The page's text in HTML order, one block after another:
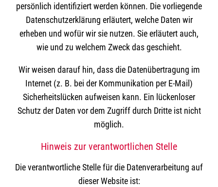
persönlich identifiziert werden können. Die vorliegende
Datenschutzerklärung erläutert, welche Daten wir
erheben und wofür wir sie nutzen. Sie erläutert auch,
wie und zu welchem Zweck das geschieht.
Wir weisen darauf hin, dass die Datenübertragung im
Internet (z. B. bei der Kommunikation per E-Mail)
Sicherheitslücken aufweisen kann. Ein lückenloser
Schutz der Daten vor dem Zugriff durch Dritte ist nicht
möglich.
Hinweis zur verantwortlichen Stelle
Die verantwortliche Stelle für die Datenverarbeitung auf
dieser Website ist: